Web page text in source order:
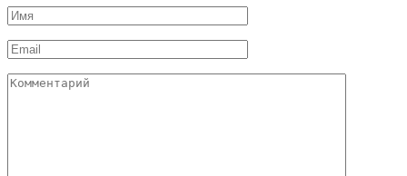
Имя
*
Email
*
Комментарий